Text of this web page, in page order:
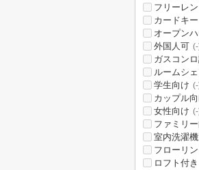
フリーレン
カードキー
オープン
外国人可
ガスコン
ルームシ
学生向け
カップル
女性向け
ファミリ
室内洗濯
フローリ
ロフト付き